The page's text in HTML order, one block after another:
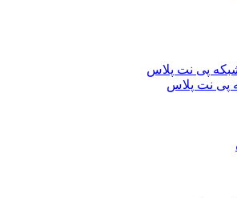
پی نت پلاس
پی نت پلاس